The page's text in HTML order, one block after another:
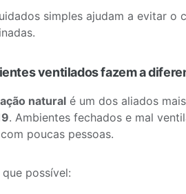
simples ajudam a evitar
ventilados fazem a
natural é um dos aliados
. Ambientes fechados e mal
poucas pessoas.
que possível: